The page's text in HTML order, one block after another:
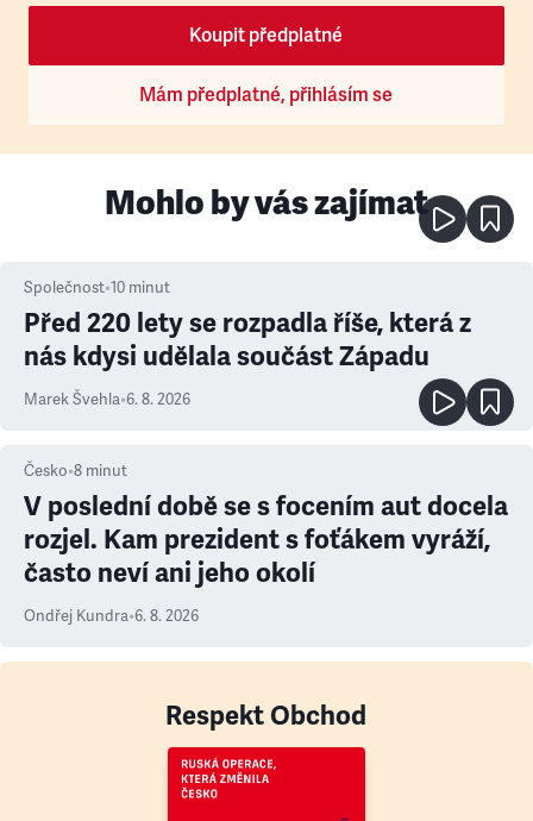
Koupit předplatné
Mám předplatné, přihlásím se
Mohlo by vás zajímat
Společnost•10 minut
Před 220 lety se rozpadla říše, která z
nás kdysi udělala součást Západu
Marek Švehla•6. 8. 2026
Česko•8 minut
V poslední době se s focením aut docela
rozjel. Kam prezident s foťákem vyráží,
často neví ani jeho okolí
Ondřej Kundra•6. 8. 2026
Respekt Obchod